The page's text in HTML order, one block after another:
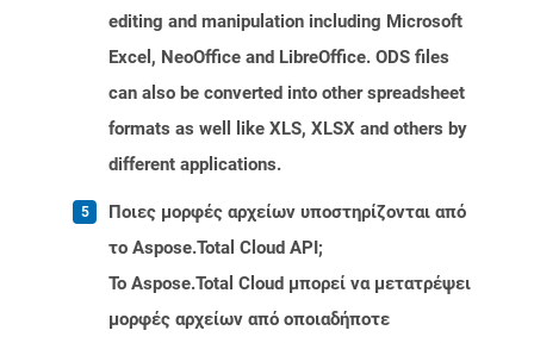
editing and manipulation including Microsoft
Excel, NeoOffice and LibreOffice. ODS files
can also be converted into other spreadsheet
formats as well like XLS, XLSX and others by
different applications.
Ποιες μορφές αρχείων υποστηρίζονται από
το Aspose.Total Cloud API;
Το Aspose.Total Cloud μπορεί να μετατρέψει
μορφές αρχείων από οποιαδήποτε